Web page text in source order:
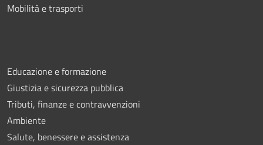
Mobilità e trasporti
Educazione e formazione
Giustizia e sicurezza pubblica
Tributi, finanze e contravvenzioni
Ambiente
Salute, benessere e assistenza